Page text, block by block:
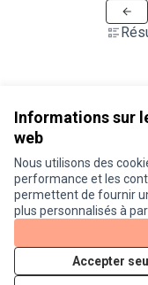
Informations sur
web
Nous utilisons des
performance et les
permettent de fournir
plus personnalisés à
Accepter
Conditions d'utilisation
Paramètres des cookies
Je participe ! sur X
(Lien externe)
Je participe ! sur
Je participe !